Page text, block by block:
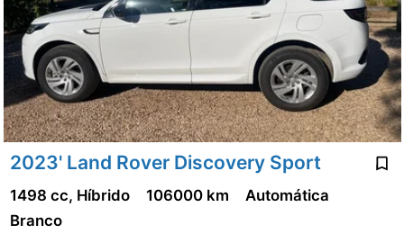
2023' Land Rover Discovery Sport
1498 cc, Híbrido 106000 km
Automática
Branco